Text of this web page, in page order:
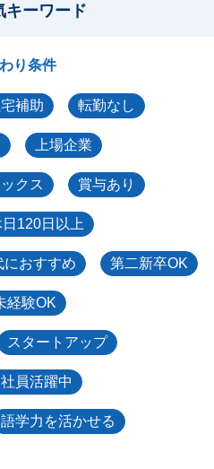
キーワード
り条件
補助 転勤なし
上場企業
クス 賞与あり
120日以上
におすすめ 第二新卒OK
経験OK
スタートアップ
員活躍中
語学力を活かせる